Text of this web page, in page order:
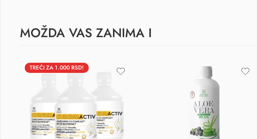
MOŽDA VAS ZANIMA I
TREĆI ZA 1.000 RSD!